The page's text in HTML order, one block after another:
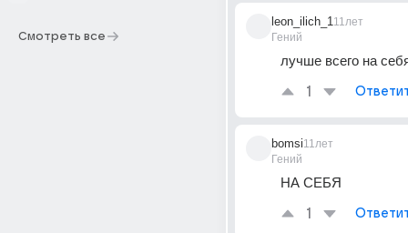
Смотреть все
leon_ilich_1
Гений
11лет
лучше всего на
1
bomsi
Гений
11лет
НА СЕБЯ
1